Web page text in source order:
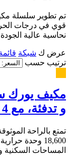
تم تطوير سلسلة
قوي في درجات
نحاسية عالية الجودة
عرض ك شبكة
ترتيب حسب
و تدفئة، مع 4 أمتار أنابيب نحاسية
تمتع بالراحة
المساحات السكنية